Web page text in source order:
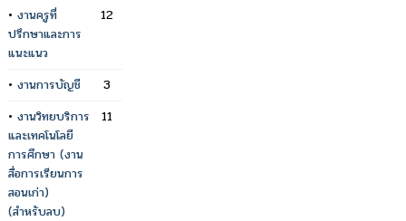
• งานครูที่
ปรึกษาและการ
แนะแนว
12
• งานการบัญชี
3
• งานวิทยบริการ
และเทคโนโลยี
การศึกษา (งาน
สื่อการเรียนการ
สอนเก่า)
(สำหรับลบ)
11